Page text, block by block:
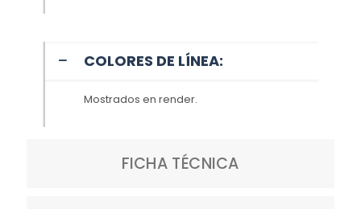
COLORES DE LÍNEA:
Mostrados en render.
FICHA TÉCNICA